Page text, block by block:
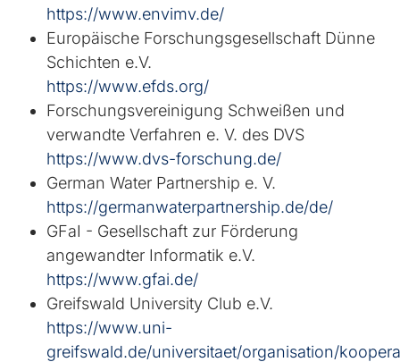
https://www.envimv.de/
Europäische Forschungsgesellschaft Dünne
Schichten e.V.
https://www.efds.org/
Forschungsvereinigung Schweißen und
verwandte Verfahren e. V. des DVS
https://www.dvs-forschung.de/
German Water Partnership e. V.
https://germanwaterpartnership.de/de/
GFaI - Gesellschaft zur Förderung
angewandter Informatik e.V.
https://www.gfai.de/
Greifswald University Club e.V.
https://www.uni-
greifswald.de/universitaet/organisation/